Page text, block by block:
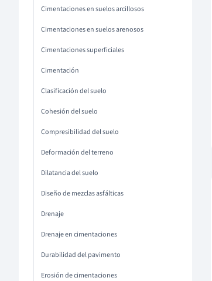
Cimentaciones en suelos arcillosos
Cimentaciones en suelos arenosos
Cimentaciones superficiales
Cimentación
Clasificación del suelo
Cohesión del suelo
Compresibilidad del suelo
Deformación del terreno
Dilatancia del suelo
Diseño de mezclas asfálticas
Drenaje
Drenaje en cimentaciones
Durabilidad del pavimento
Erosión de cimentaciones